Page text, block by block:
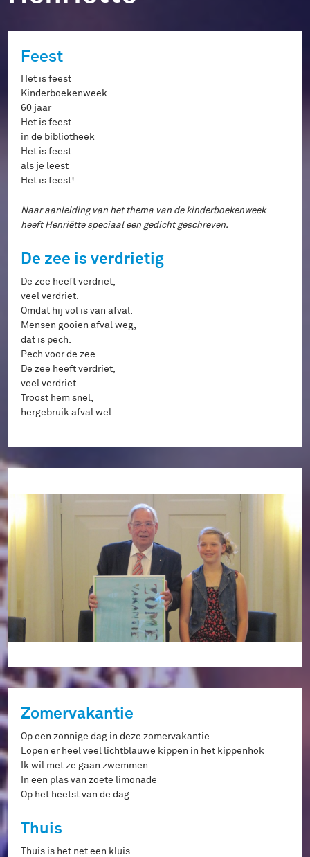
Feest
Het is feest
Kinderboekenweek
60 jaar
Het is feest
in de bibliotheek
Het is feest
als je leest
Het is feest!
Naar aanleiding van het thema van de kinderboekenweek
heeft Henriëtte speciaal een gedicht geschreven.
De zee is verdrietig
De zee heeft verdriet,
veel verdriet.
Omdat hij vol is van afval.
Mensen gooien afval weg,
dat is pech.
Pech voor de zee.
De zee heeft verdriet,
veel verdriet.
Troost hem snel,
hergebruik afval wel.
Zomervakantie
Op een zonnige dag in deze zomervakantie
Lopen er heel veel lichtblauwe kippen in het kippenhok
Ik wil met ze gaan zwemmen
In een plas van zoete limonade
Op het heetst van de dag
Thuis
Thuis is het net een kluis